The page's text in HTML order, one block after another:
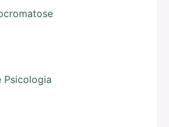
Psicologia